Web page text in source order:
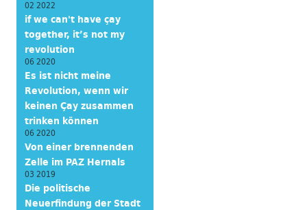
02 2022
if we can't have çay
together, it’s not my
revolution
06 2020
Es ist nicht meine
Revolution, wenn wir
keinen Çay zusammen
trinken können
06 2020
Von einer brennenden
Zelle im PAZ Hernals
03 2019
Die politische
Neuerfindung der Stadt